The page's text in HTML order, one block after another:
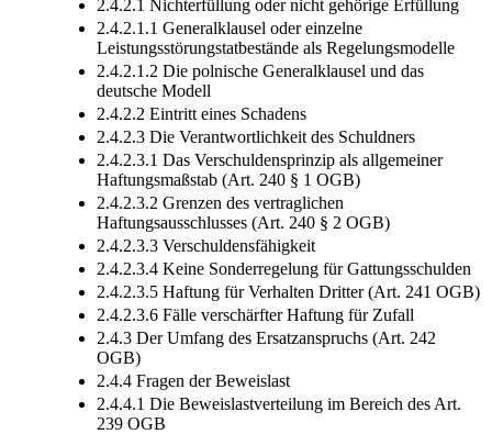
2.4.2.1 Nichterfüllung oder nicht gehörige Erfüllung
2.4.2.1.1 Generalklausel oder einzelne
Leistungsstörungstatbestände als Regelungsmodelle
2.4.2.1.2 Die polnische Generalklausel und das
deutsche Modell
2.4.2.2 Eintritt eines Schadens
2.4.2.3 Die Verantwortlichkeit des Schuldners
2.4.2.3.1 Das Verschuldensprinzip als allgemeiner
Haftungsmaßstab (Art. 240 § 1 OGB)
2.4.2.3.2 Grenzen des vertraglichen
Haftungsausschlusses (Art. 240 § 2 OGB)
2.4.2.3.3 Verschuldensfähigkeit
2.4.2.3.4 Keine Sonderregelung für Gattungsschulden
2.4.2.3.5 Haftung für Verhalten Dritter (Art. 241 OGB)
2.4.2.3.6 Fälle verschärfter Haftung für Zufall
2.4.3 Der Umfang des Ersatzanspruchs (Art. 242
OGB)
2.4.4 Fragen der Beweislast
2.4.4.1 Die Beweislastverteilung im Bereich des Art.
239 OGB